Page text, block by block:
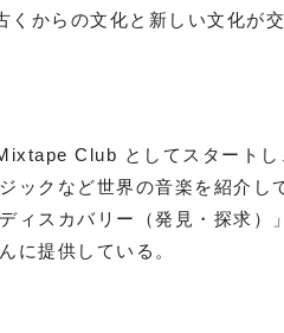
からの文化と新しい文化が
Club としてスタートし
ックなど世界の音楽を紹介し
ィスカバリー（発見・探求）
に提供している。